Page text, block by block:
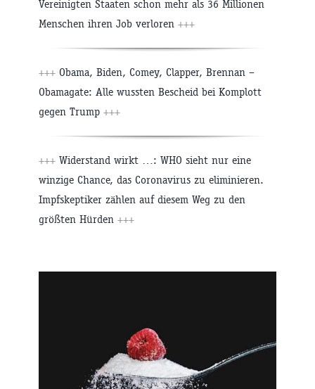
Vereinigten Staaten schon mehr als 36 Millionen
Menschen ihren Job verloren +++
+++ Obama, Biden, Comey, Clapper, Brennan –
Obamagate: Alle wussten Bescheid bei Komplott
gegen Trump +++
+++ Widerstand wirkt …: WHO sieht nur eine
winzige Chance, das Coronavirus zu eliminieren.
Impfskeptiker zählen auf diesem Weg zu den
größten Hürden +++